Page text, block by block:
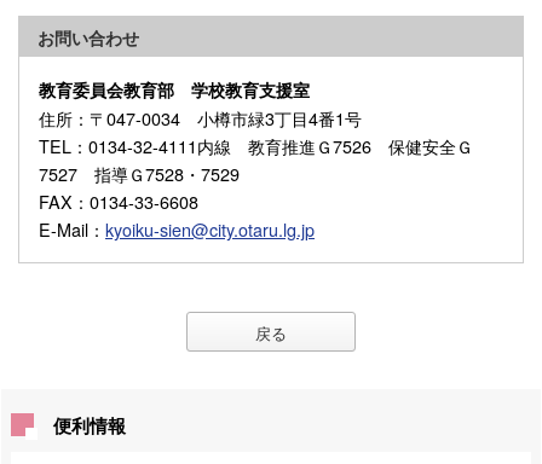
お問い合わせ
教育委員会教育部 学校教育支援室
住所 ：〒047-0034 小樽市緑3丁目4番1号
TEL ：0134-32-4111内線 教育推進Ｇ7526 保健安全Ｇ
7527 指導Ｇ7528・7529
FAX ：0134-33-6608
E-Mail ： kyoiku-sien@city.otaru.lg.jp
戻る
便利情報